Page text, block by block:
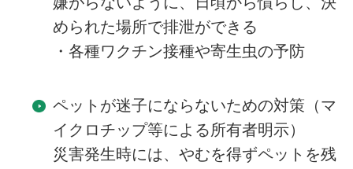
められた場所で排泄ができる
・各種ワクチン接種や寄生虫の予防
ペットが迷子にならないための対策（マ
イクロチップ等による所有者明示）
災害発生時には、やむを得ずペットを残